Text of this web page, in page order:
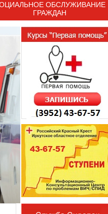
ОБСЛУЖИВАНИЕ
ГРАЖДАН